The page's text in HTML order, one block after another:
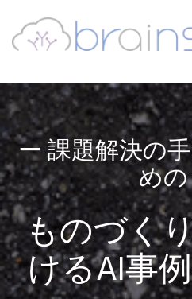
ー 課題解決の
め
ものづく
けるAI事